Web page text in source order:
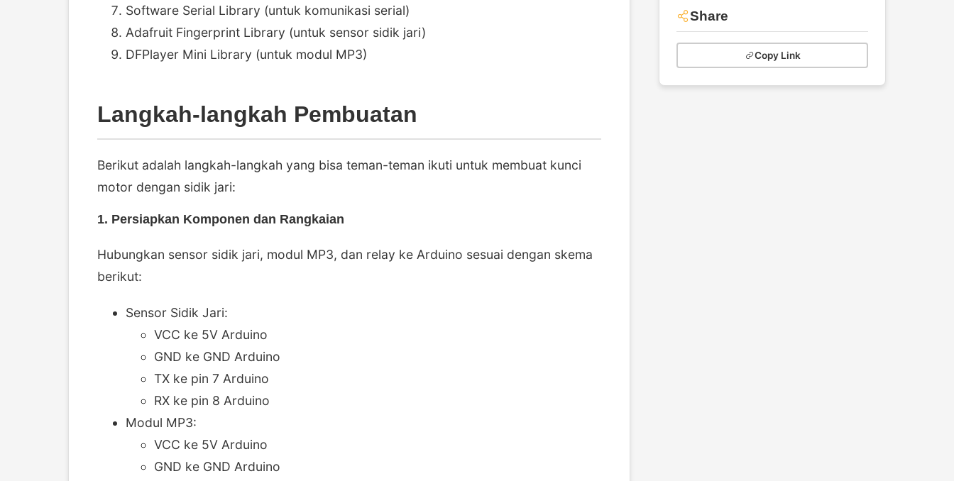
Software Serial Library (untuk komunikasi serial)
Adafruit Fingerprint Library (untuk sensor sidik jari)
DFPlayer Mini Library (untuk modul MP3)
Langkah-langkah Pembuatan
Berikut adalah langkah-langkah yang bisa teman-teman ikuti untuk membuat kunci
motor dengan sidik jari:
1. Persiapkan Komponen dan Rangkaian
Hubungkan sensor sidik jari, modul MP3, dan relay ke Arduino sesuai dengan skema
berikut:
Sensor Sidik Jari:
VCC ke 5V Arduino
GND ke GND Arduino
TX ke pin 7 Arduino
RX ke pin 8 Arduino
Modul MP3:
VCC ke 5V Arduino
GND ke GND Arduino
Share
Copy Link